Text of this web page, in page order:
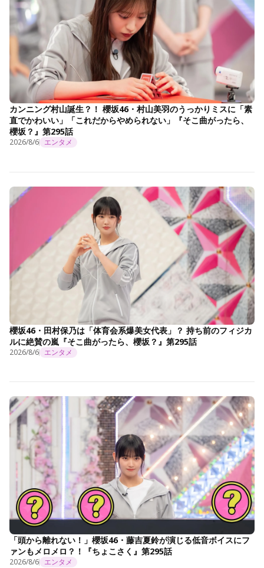
カンニング村山誕生？！ 櫻坂46・村山美羽のうっかりミスに「素
直でかわいい」「これだからやめられない」『そこ曲がったら、
櫻坂？』第295話
2026/8/6 エンタメ
櫻坂46・田村保乃は「体育会系爆美女代表」？ 持ち前のフィジカ
ルに絶賛の嵐『そこ曲がったら、櫻坂？』第295話
2026/8/6 エンタメ
「頭から離れない！」櫻坂46・藤吉夏鈴が演じる低音ボイスにフ
ァンもメロメロ？！『ちょこさく』第295話
2026/8/6 エンタメ